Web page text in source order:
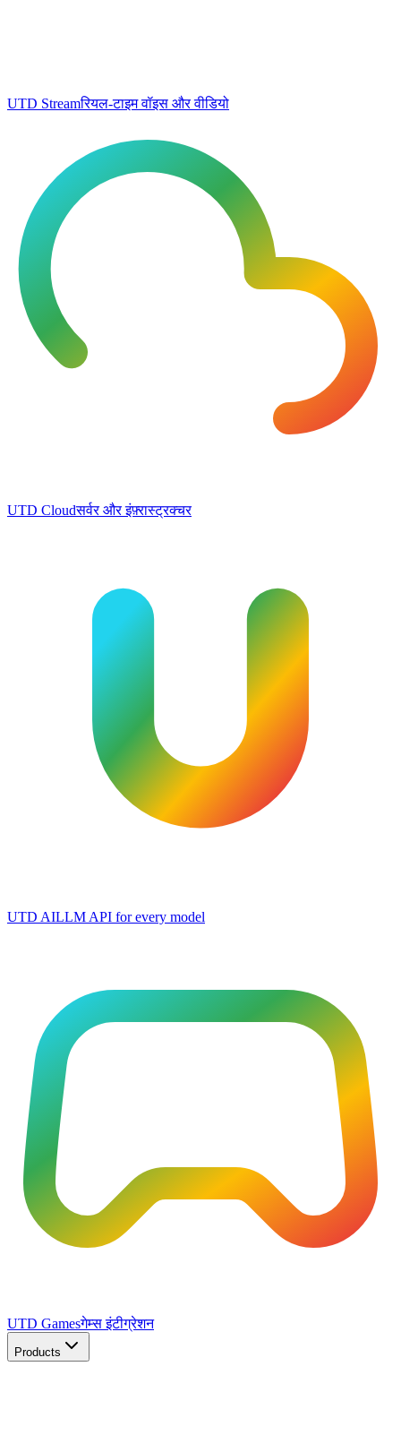
UTD Streamरियल-टाइम वॉइस और वीडियो
UTD Cloudसर्वर और इंफ़्रास्ट्रक्चर
UTD AILLM API for every model
UTD Gamesगेम्स इंटीग्रेशन
Products